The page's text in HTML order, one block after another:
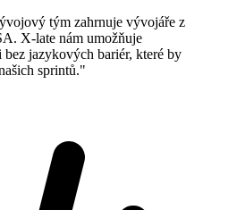
tým zahrnuje vývojáře z
X-late nám umožňuje
bez jazykových bariér, které by
sprintů."